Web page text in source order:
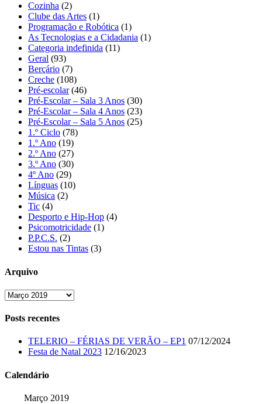
Cozinha (2)
Clube das Artes (1)
Programação e Robótica (1)
As Tecnologias e a Cidadania (1)
Categoria indefinida (11)
Geral (93)
Berçário (7)
Creche (108)
Pré-escolar(46)
Pré-Escolar – Sala 3 Anos (30)
Pré-Escolar – Sala 4 Anos (23)
Pré-Escolar – Sala 5 Anos (25)
1.º Ciclo (78)
1.º Ano (19)
2.º Ano (27)
3.º Ano (30)
4º Ano (29)
Línguas (10)
Música (2)
Tic (4)
Desporto e Hip-Hop (4)
Psicomotricidade (1)
P.P.C.S. (2)
Estou nas Tintas (3)
Arquivo
Arquivo
Posts recentes
TELERIO – FÉRIAS DE VERÃO – EP1 07/12/2024
Festa de Natal 2023 12/16/2023
Calendário
Março 2019